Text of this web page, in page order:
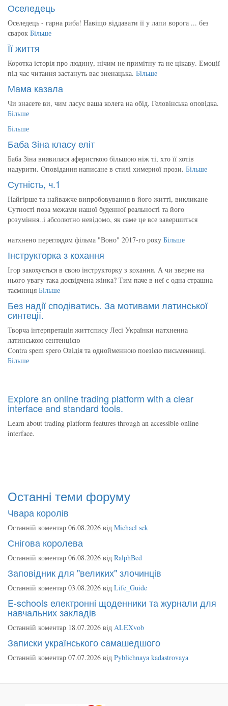
Оселедець
Оселедець - гарна риба! Навіщо віддавати її у лапи ворога ... без
сварок Більше
Її життя
Коротка історія про людину, нічим не примітну та не цікаву. Емоції
під час читання застануть вас зненацька. Більше
Мама казала
Чи знаєете ви, чим ласує ваша колега на обід. Геловінська оповідка.
Більше
Більше
Баба Зіна класу еліт
Баба Зіна виявилася аферисткою більшою ніж ті, хто її хотів
надурити. Оповідання написане в стилі химерної прози. Більше
Сутність, ч.1
Найгірше та найважче випробовування в його житті, викликане
Сутності поза межами нашої буденної реальності та його
розуміння..і абсолютно невідомо, як саме це все завершиться
натхнено переглядом фільма "Воно" 2017-го року Більше
Інструкторка з кохання
Ігор закохується в свою інструкторку з кохання. А чи зверне на
нього увагу така досвідчена жінка? Тим паче в неї є одна страшна
таємниця Більше
Без надії сподіватись. За мотивами латинської
синтеції.
Творча інтерпретація життєпису Лесі Українки натхненна
латинською сентенцією
Contra spem spero Овідія та однойменною поезією письменниці.
Більше
Explore an online trading platform with a clear
interface and standard tools.
Learn about trading platform features through an accessible online
interface.
Останні теми форуму
Чвара королів
Останній коментар 06.08.2026 від Michael sek
Снігова королева
Останній коментар 06.08.2026 від RalphBed
Заповідник для "великих" злочинців
Останній коментар 03.08.2026 від Life_Guide
E-schools електронні щоденники та журнали для
навчальних закладів
Останній коментар 18.07.2026 від ALEXvob
Записки українського самашедшого
Останній коментар 07.07.2026 від Pyblichnaya kadastrovaya